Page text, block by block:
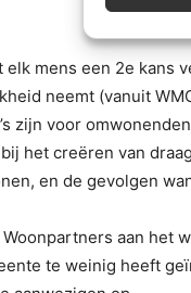
elk mens een 2e kans
neemt (vanuit
zijn voor
het creëren van
en de gevolgen
aan het
te weinig heeft